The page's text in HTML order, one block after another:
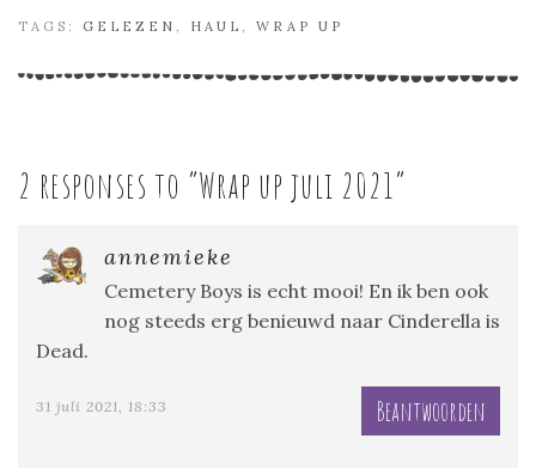
TAGS: GELEZEN HAUL WRAP UP
2 responses to “Wrap up juli 2021”
annemieke
Cemetery Boys is echt mooi! En ik ben ook
nog steeds erg benieuwd naar Cinderella is
Dead.
31 juli 2021, 18:33 Beantwoorden